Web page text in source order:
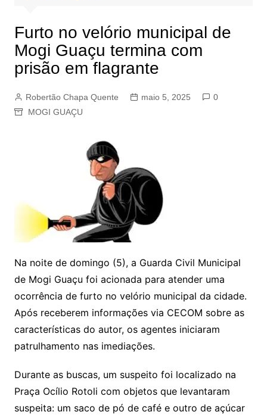
Furto no velório municipal de
Mogi Guaçu termina com
prisão em flagrante
Robertão Chapa Quente maio 5, 2025
0
MOGI GUAÇU
Na noite de domingo (5), a Guarda Civil Municipal
de Mogi Guaçu foi acionada para atender uma
ocorrência de furto no velório municipal da cidade.
Após receberem informações via CECOM sobre as
características do autor, os agentes iniciaram
patrulhamento nas imediações.
Durante as buscas, um suspeito foi localizado na
Praça Ocílio Rotoli com objetos que levantaram
suspeita: um saco de pó de café e outro de açúcar